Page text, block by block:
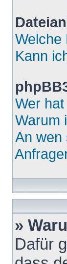
Welche
Kann
Wer
Warum
An wen
»
Dafür